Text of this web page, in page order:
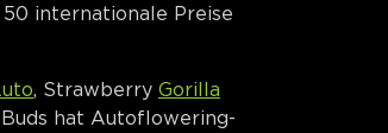
50 internationale Preise
, Strawberry Gorilla
Buds hat Autoflowering-